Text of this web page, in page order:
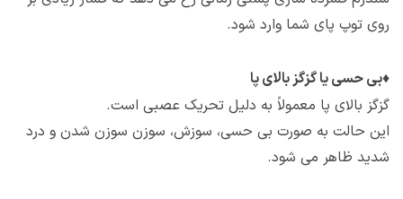
روی توپ پای شما وارد شود.
♦بی حسی یا گزگز بالای پا
گزگز بالای پا معمولاً به دلیل تحریک عصبی است.
این حالت به صورت بی حسی، سوزش، سوزن سوزن شدن و درد
شدید ظاهر می شود.